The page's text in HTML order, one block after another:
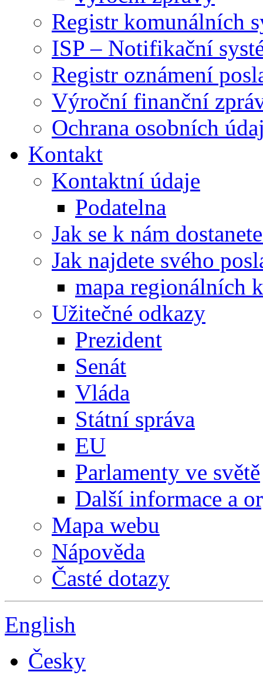
Registr komunálních
ISP – Notifikační
Registr oznámení
Výroční finanční
Ochrana osobních
Kontakt
Kontaktní údaje
Podatelna
Jak se k nám
Jak najdete svého
mapa regionálních
Užitečné odkazy
Prezident
Senát
Vláda
Státní správa
EU
Parlamenty ve světě
Další informace a
Mapa webu
Nápověda
Časté dotazy
English
Česky